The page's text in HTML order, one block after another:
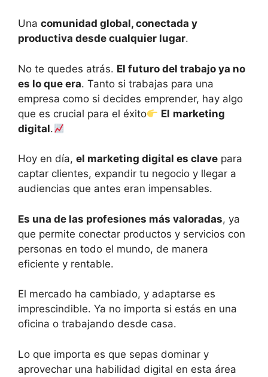
Una comunidad global, conectada y
productiva desde cualquier lugar.
No te quedes atrás. El futuro del trabajo ya no
es lo que era. Tanto si trabajas para una
empresa como si decides emprender, hay algo
que es crucial para el éxito
El marketing
digital.
Hoy en día, el marketing digital es clave para
captar clientes, expandir tu negocio y llegar a
audiencias que antes eran impensables.
Es una de las profesiones más valoradas, ya
que permite conectar productos y servicios con
personas en todo el mundo, de manera
eficiente y rentable.
El mercado ha cambiado, y adaptarse es
imprescindible. Ya no importa si estás en una
oficina o trabajando desde casa.
Lo que importa es que sepas dominar y
aprovechar una habilidad digital en esta área